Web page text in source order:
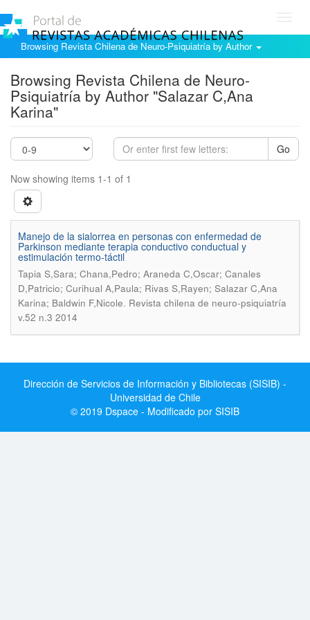
Browsing Revista Chilena de Neuro-Psiquiatría by Author
Browsing Revista Chilena de Neuro-
Psiquiatría by Author "Salazar C,Ana
Karina"
Go
Now showing items 1-1 of 1
Manejo de la sialorrea en personas con enfermedad de
Parkinson mediante terapia conductivo conductual y
estimulación termo-táctil
Tapia S,Sara; Chana,Pedro; Araneda C,Oscar; Canales
D,Patricio; Curihual A,Paula; Rivas S,Rayen; Salazar C,Ana
Karina; Baldwin F,Nicole. Revista chilena de neuro-psiquiatría
v.52 n.3 2014
Dirección de Servicios de Información y Bibliotecas (SISIB) -
Universidad de Chile
© 2019 Dspace - Modificado por SISIB